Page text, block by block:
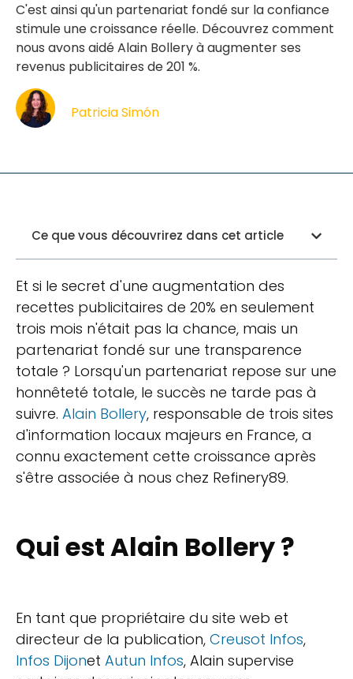
C'est ainsi qu'un partenariat fondé sur la confiance
stimule une croissance réelle. Découvrez comment
nous avons aidé Alain Bollery à augmenter ses
revenus publicitaires de 201 %.
Patricia Simón
Ce que vous découvrirez dans cet article
Et si le secret d'une augmentation des
recettes publicitaires de 20% en seulement
trois mois n'était pas la chance, mais un
partenariat fondé sur une transparence
totale ? Lorsqu'un partenariat repose sur une
honnêteté totale, le succès ne tarde pas à
suivre. Alain Bollery, responsable de trois sites
d'information locaux majeurs en France, a
connu exactement cette croissance après
s'être associée à nous chez Refinery89.
Qui est Alain Bollery ?
En tant que propriétaire du site web et
directeur de la publication, Creusot Infos,
Infos Dijonet Autun Infos, Alain supervise